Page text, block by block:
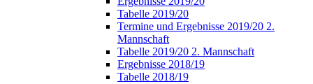
Tabelle 2019/20
Termine und Ergebnisse 2019/20 2.
Mannschaft
Tabelle 2019/20 2. Mannschaft
Ergebnisse 2018/19
Tabelle 2018/19